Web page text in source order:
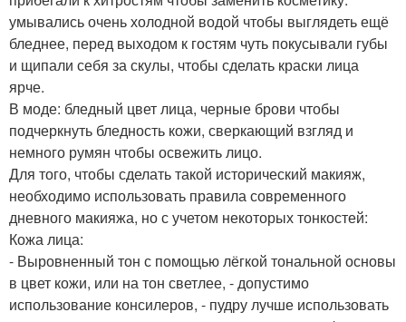
умывались очень холодной водой чтобы выглядеть ещё
бледнее, перед выходом к гостям чуть покусывали губы
и щипали себя за скулы, чтобы сделать краски лица
ярче.
В моде: бледный цвет лица, черные брови чтобы
подчеркнуть бледность кожи, сверкающий взгляд и
немного румян чтобы освежить лицо.
Для того, чтобы сделать такой исторический макияж,
необходимо использовать правила современного
дневного макияжа, но с учетом некоторых тонкостей:
Кожа лица:
- Выровненный тон с помощью лёгкой тональной основы
в цвет кожи, или на тон светлее, - допустимо
использование консилеров, - пудру лучше использовать